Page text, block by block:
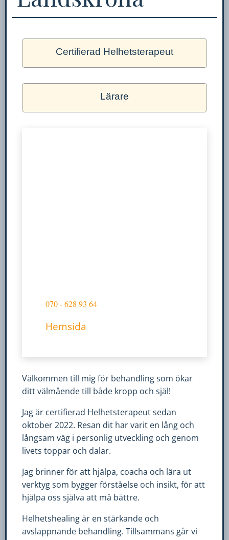
Certifierad Helhetsterapeut
Lärare
070 - 628 93 64
Hemsida
Välkommen till mig för behandling som ökar
ditt välmående till både kropp och själ!
Jag är certifierad Helhetsterapeut sedan
oktober 2022. Resan dit har varit en lång och
långsam väg i personlig utveckling och genom
livets toppar och dalar.
Jag brinner för att hjälpa, coacha och lära ut
verktyg som bygger förståelse och insikt, för att
hjälpa oss själva att må bättre.
Helhetshealing är en stärkande och
avslappnande behandling. Tillsammans går vi
förbättra
funktionalitet
uppbyggnad,
hur
hemsidan
Upplevelse
För att vår
hemsida ska
prestera så
bra som
möjligt
under ditt
besök. Om